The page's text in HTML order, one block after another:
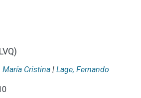
María Cristina | Lage, Fernando